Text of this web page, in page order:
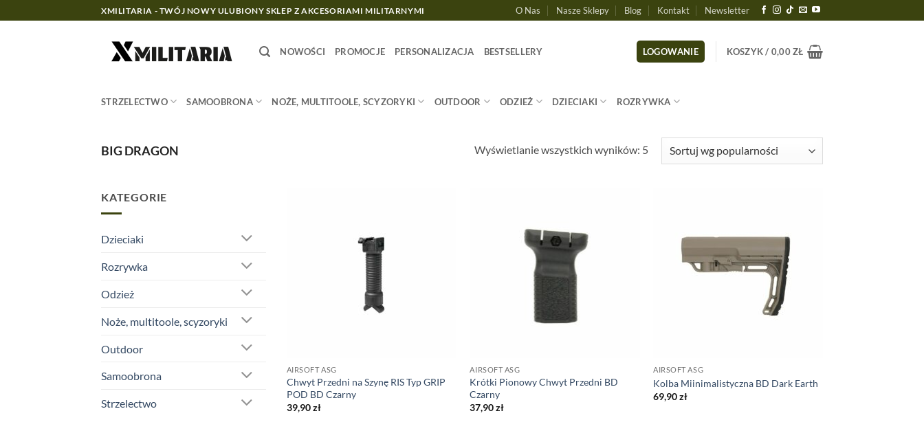
do
XMILITARIA - TWÓJ NOWY ULUBIONY SKLEP Z AKCESORIAMI MILITARNYMI O Nas Nasze Sklepy Blog Kontakt Newsletter
NOWOŚCI PROMOCJE PERSONALIZACJA BESTSELLERY LOGOWANIE KOSZYK / 0,00ZŁ
STRZELECTWO SAMOOBRONA NOŻE, MULTITOOLE, SCYZORYKI OUTDOOR ODZIEŻ DZIECIAKI ROZRYWKA
BIG DRAGON Wyświetlanie wszystkich wyników: 5Posortowane
według
KATEGORIE
Dzieciaki
Rozrywka
Odzież
Noże, multitoole, scyzoryki
Outdoor
Samoobrona
Strzelectwo
AIRSOFT ASG
Chwyt Przedni na Szynę RIS Typ GRIP
POD BD Czarny
39,90zł
AIRSOFT ASG
Krótki Pionowy Chwyt Przedni BD
Czarny
37,90zł
AIRSOFT ASG
Kolba Miinimalistyczna BD Dark Earth
69,90zł